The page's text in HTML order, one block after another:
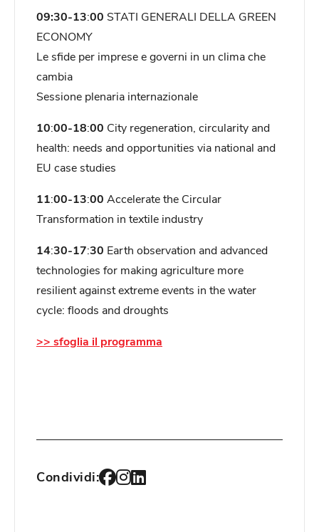
09:30-13:00 STATI GENERALI DELLA GREEN
ECONOMY
Le sfide per imprese e governi in un clima che
cambia
Sessione plenaria internazionale
10:00-18:00 City regeneration, circularity and
health: needs and opportunities via national and
EU case studies
11:00-13:00 Accelerate the Circular
Transformation in textile industry
14:30-17:30 Earth observation and advanced
technologies for making agriculture more
resilient against extreme events in the water
cycle: floods and droughts
>> sfoglia il programma
Condividi: